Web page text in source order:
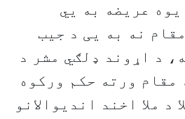
عریضه به يي
نه به يی د جیب
د اړوند ډلګي مشر د
مقام ورته حکم ورکوه
د ملا اخند انديوالانو